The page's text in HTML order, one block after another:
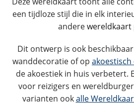
een tijdloze stijl die in elk
anderewereldkaart
Dit ontwerp is ook
wanddecoratie of op akoestisch
de akoestiek in huis verbetert.
voor reizigers en
varianten ookalle